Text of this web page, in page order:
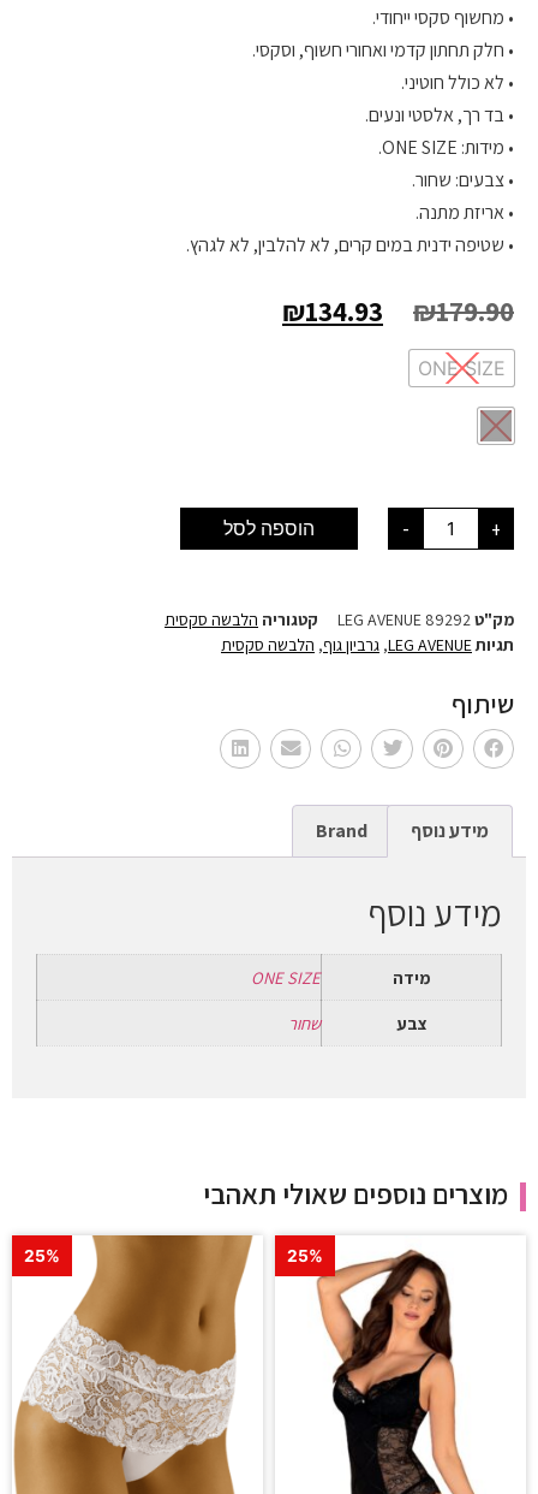
• מחשוף סקסי ייחודי.
• חלק תחתון קדמי ואחורי חשוף, וסקסי.
• לא כולל חוטיני.
• בד רך, אלסטי ונעים.
• מידות: ONE SIZE.
• צבעים: שחור.
• אריזת מתנה.
• שטיפה ידנית במים קרים, לא להלבין, לא לגהץ.
₪179.90
₪134.93
ONE SIZE
- + הוספה לסל
מק"ט LEG AVENUE 89292 קטגוריה הלבשה סקסית
תגיותLEG AVENUE
, גרביון גוף, הלבשה סקסית
שיתוף
מידע נוסף Brand
מידע נוסף
מידה
ONE SIZE
צבע
שחור
מוצרים נוספים שאולי תאהבי
25%
25%